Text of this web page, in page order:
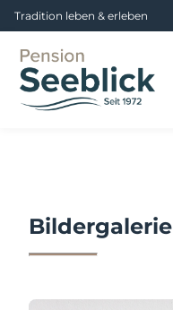
Tradition leben & erleben
Bildergalerie